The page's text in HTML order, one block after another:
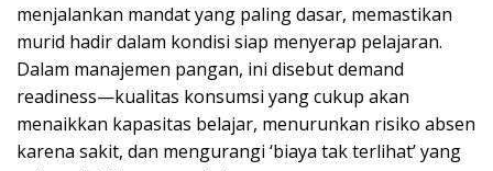
menjalankan mandat yang paling dasar, memastikan
murid hadir dalam kondisi siap menyerap pelajaran.
Dalam manajemen pangan, ini disebut demand
readiness—kualitas konsumsi yang cukup akan
menaikkan kapasitas belajar, menurunkan risiko absen
karena sakit, dan mengurangi ‘biaya tak terlihat’ yang